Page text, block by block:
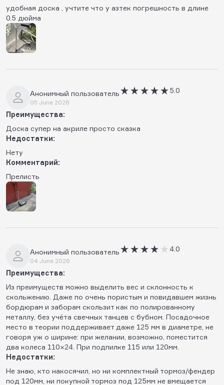
удобная доска , учтите что у азтек погрешность в длине
0.5 дюйма
Анонимный пользователь
05 June 2026
5.0
Преимущества:
Доска супер на акриле просто сказка
Недостатки:
Нету
Комментарий:
Прелисть
Анонимный пользователь
04 June 2026
4.0
Преимущества:
Из преимуществ можно выделить вес и склонность к
скольжению. Даже по очень пористым и повидавшем жизнь
бордюрам и заборам скользит как по полированному
металлу, без учëта свечных танцев с бубном. Посадочное
место в теории поддерживает даже 125 мм в диаметре, не
говоря уж о ширине: при желании, возможно, поместится
два колеса 110×24. При подпилке 115 или 120мм.
Недостатки:
Не знаю, кто накосячил, но ни комплектный тормоз/фендер
под 120мм, ни покупной тормоз под 125мм не вмещается